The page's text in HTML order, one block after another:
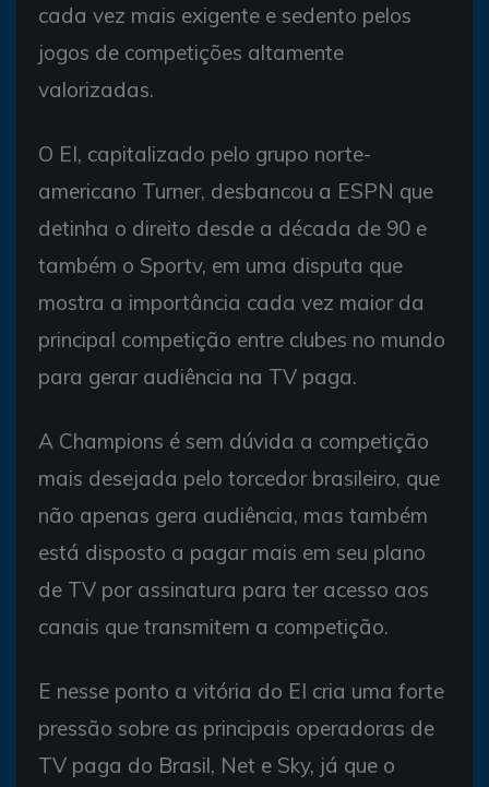
cada vez mais exigente e sedento pelos
jogos de competições altamente
valorizadas.
O EI, capitalizado pelo grupo norte-
americano Turner, desbancou a ESPN que
detinha o direito desde a década de 90 e
também o Sportv, em uma disputa que
mostra a importância cada vez maior da
principal competição entre clubes no mundo
para gerar audiência na TV paga.
A Champions é sem dúvida a competição
mais desejada pelo torcedor brasileiro, que
não apenas gera audiência, mas também
está disposto a pagar mais em seu plano
de TV por assinatura para ter acesso aos
canais que transmitem a competição.
E nesse ponto a vitória do EI cria uma forte
pressão sobre as principais operadoras de
TV paga do Brasil, Net e Sky, já que o